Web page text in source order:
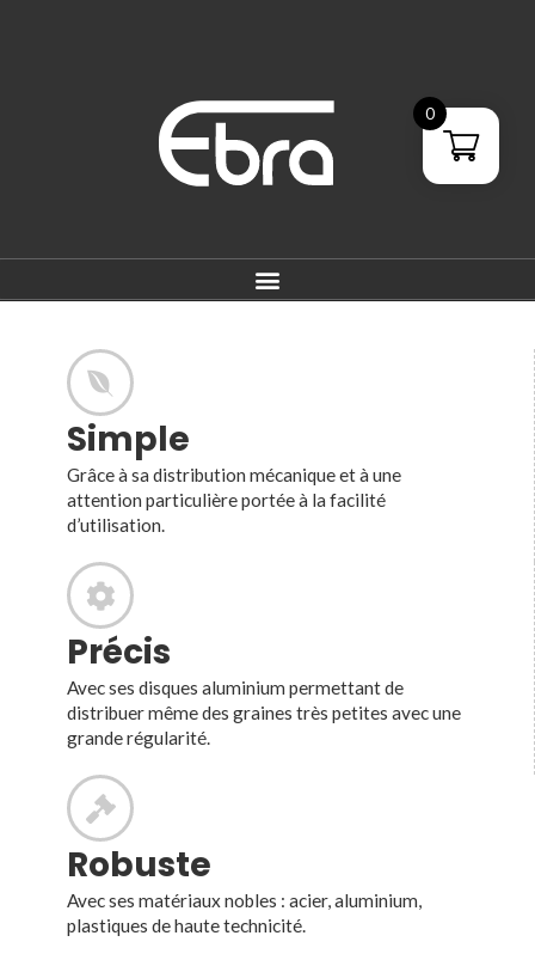
Simple
Grâce à sa distribution mécanique et à une
attention particulière portée à la facilité
d’utilisation.
Précis
Avec ses disques aluminium permettant de
distribuer même des graines très petites avec une
grande régularité.
Robuste
Avec ses matériaux nobles : acier, aluminium,
plastiques de haute technicité.
0